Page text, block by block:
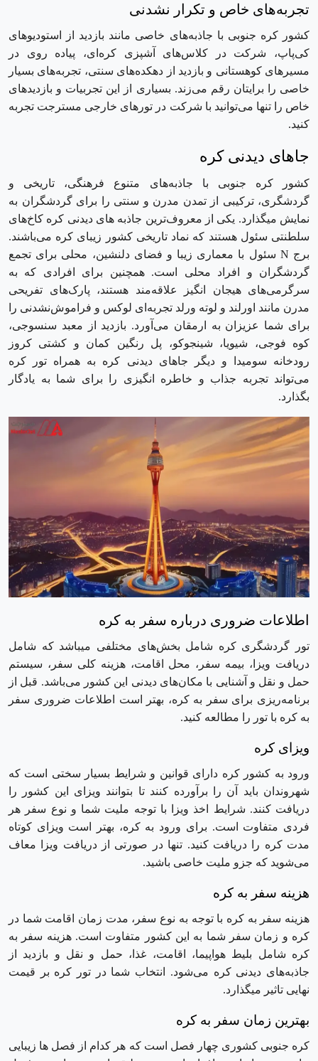
تجربه‌های خاص و تکرار نشدنی
کشور کره جنوبی با جاذبه‌‌های خاصی مانند بازدید از استودیوهای
کی‌پاپ، شرکت در کلاس‌های آشپزی کره‌ای، پیاده‌ روی در
مسیرهای کوهستانی و بازدید از دهکده‌های سنتی، تجربه‌های بسیار
خاصی را برایتان رقم می‌زند. بسیاری از این تجربیات و بازدید‌های
خاص را تنها می‌توانید با شرکت در تور‌های خارجی مسترجت تجربه
کنید.
جاهای دیدنی کره
کشور کره جنوبی با جاذبه‌های متنوع فرهنگی، تاریخی و
گردشگری، ترکیبی از تمدن مدرن و سنتی را برای گردشگران به
نمایش میگذارد. یکی از معروف‌ترین جاذبه های دیدنی کره کاخ‌های
سلطنتی سئول هستند که نماد تاریخی کشور زیبای کره می‌باشند.
برج N سئول با معماری زیبا و فضای دلنشین، محلی برای تجمع
گردشگران و افراد محلی است. همچنین برای افرادی که به
سرگرمی‌های هیجان انگیز علاقه‌مند هستند، پارک‌های تفریحی
مدرن مانند اورلند و لوته ‌ورلد تجربه‌ای لوکس و فراموش‌نشدنی را
برای شما عزیزان به ارمقان می‌آورد. بازدید از معبد سنسوجی،
کوه فوجی، شیویا، شینجوکو، پل رنگین کمان و کشتی کروز
رودخانه سومیدا و دیگر جاهای دیدنی کره به همراه تور کره
می‌تواند تجربه جذاب و خاطره انگیزی را برای شما به یادگار
بگذارد.
اطلاعات ضروری درباره سفر به کره
تور گردشگری کره شامل بخش‌های مختلفی میباشد که شامل
دریافت ویزا، بیمه سفر، محل اقامت، هزینه کلی سفر، سیستم
حمل و نقل و آشنایی با مکان‌های دیدنی این کشور می‌باشد. قبل از
برنامه‌ریزی برای سفر به کره، بهتر است اطلاعات ضروری سفر
به کره با تور را مطالعه کنید.
ویزای کره
ورود به کشور کره دارای قوانین و شرایط بسیار سختی است که
شهروندان باید آن‌ را برآورده کنند تا بتوانند ویزای این کشور را
دریافت کنند. شرایط اخذ ویزا با توجه ملیت شما و نوع سفر هر
فردی متفاوت است. برای ورود به کره، بهتر است ویزای کوتاه
مدت کره را دریافت کنید. تنها در صورتی از دریافت ویزا معاف
می‌شوید که جزو ملیت خاصی باشید.
هزینه سفر به کره
هزینه سفر به کره با توجه به نوع سفر، مدت زمان اقامت شما در
کره و زمان سفر شما به این کشور متفاوت است. هزینه سفر به
کره شامل بلیط هواپیما، اقامت، غذا، حمل و نقل و بازدید از
جاذبه‌های دیدنی کره می‌شود. انتخاب شما در تور کره بر قیمت
نهایی تاثیر میگذارد.
بهترین زمان سفر به کره
کره جنوبی کشوری چهار فصل است که هر کدام از فصل ها زیبایی